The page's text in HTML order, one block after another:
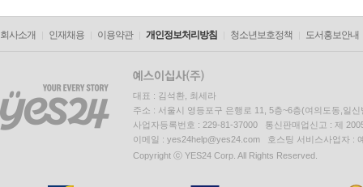
회사소개 인재채용 이용약관 개인정보처리방침 청소년보호정책 도서홍보안내
대표 : 김석환, 최세라
주소 : 서울시 영등포구 은행로 11, 5층~6층(여의도동,일신
사업자등록번호 : 229-81-37000 통신판매업신고 : 제
이메일 : yes24help@yes24.com 호스팅 서비스사업자 :
Copyright ⓒ YES24 Corp. All Rights Reserved.